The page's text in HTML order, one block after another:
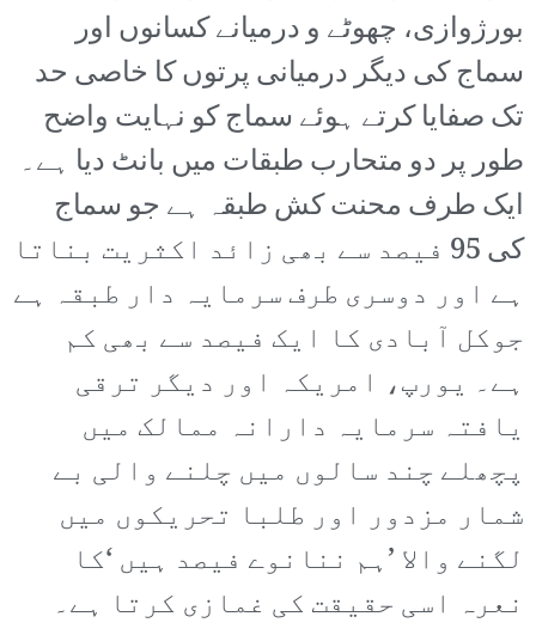
بورژوازی، چھوٹے و درمیانے کسانوں اور
سماج کی دیگر درمیانی پرتوں کا خاصی حد
تک صفایا کرتے ہوئے سماج کو نہایت واضح
طور پر دو متحارب طبقات میں بانٹ دیا ہے۔
ایک طرف محنت کش طبقہ ہے جو سماج
کی 95 فیصد سے بھی زائد اکثریت بناتا
ہے اور دوسری طرف سرمایہ دار طبقہ ہے
جوکل آبادی کا ایک فیصد سے بھی کم
ہے۔ یورپ، امریکہ اور دیگر ترقی
یافتہ سرمایہ دارانہ ممالک میں
پچھلے چند سالوں میں چلنے والی بے
شمار مزدور اور طلبا تحریکوں میں
لگنے والا ’ہم ننانوے فیصد ہیں ‘کا
نعرہ اسی حقیقت کی غمازی کرتا ہے۔